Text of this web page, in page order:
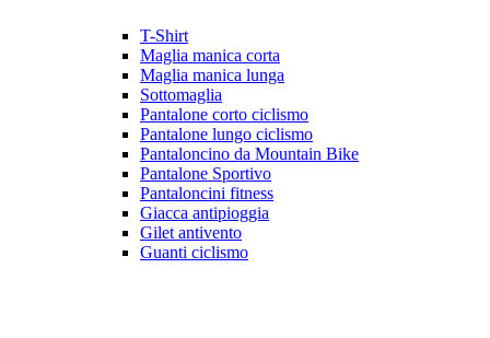
T-Shirt
Maglia manica corta
Maglia manica lunga
Sottomaglia
Pantalone corto ciclismo
Pantalone lungo ciclismo
Pantaloncino da Mountain Bike
Pantalone Sportivo
Pantaloncini fitness
Giacca antipioggia
Gilet antivento
Guanti ciclismo